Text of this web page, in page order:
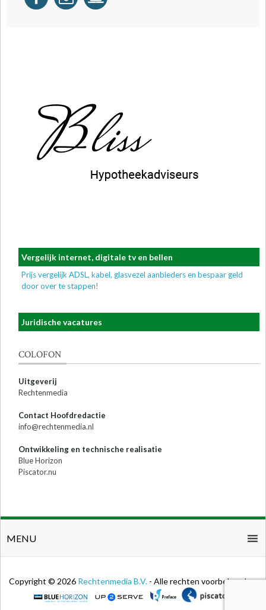
Vergelijk internet, digitale tv en bellen
Prijs vergelijk ADSL, kabel, glasvezel aanbieders en bespaar geld
door over te stappen!
Juridische vacatures
COLOFON
Uitgeverij
Rechtenmedia
Contact Hoofdredactie
info@rechtenmedia.nl
Ontwikkeling en technische realisatie
Blue Horizon
Piscator.nu
MENU
Copyright © 2026 Rechtenmedia B.V. - Alle rechten voorbehouden.